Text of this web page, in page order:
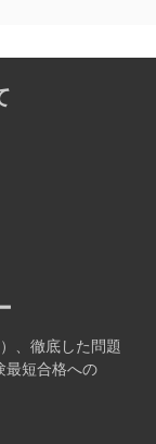
、徹底した問題
最短合格への